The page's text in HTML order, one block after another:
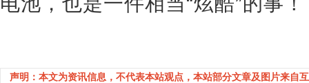
声明：本文为资讯信息，不代表本站观点，本站部分文章及图片来自